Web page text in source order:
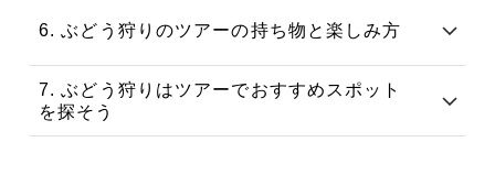
6. ぶどう狩りのツアーの持ち物と楽しみ方
7. ぶどう狩りはツアーでおすすめスポット
を探そう